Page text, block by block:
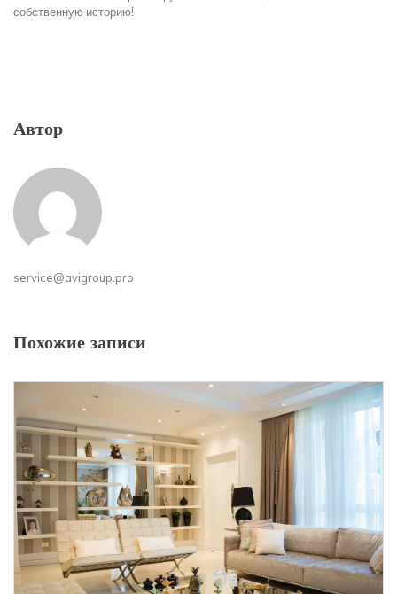
собственную историю!
Автор
service@avigroup.pro
Похожие записи